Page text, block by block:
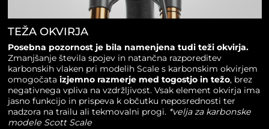
TEŽA OKVIRJA
Posebna pozornost je bila namenjena tudi teži okvirja.
Zmanjšanje števila spojev in natančna razporeditev
karbonskih vlaken pri modelih Scale s karbonskim okvirjem
omogočata izjemno razmerje med togostjo in težo, brez
negativnega vpliva na vzdržljivost. Vsak element okvirja ima
jasno funkcijo in prispeva k občutku neposrednosti ter
nadzora na trailu ali tekmovalni progi. *velja za karbonske
modele Scott Scale